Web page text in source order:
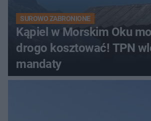
SUROWO ZABRONIONE
Kąpiel w Morskim Oku
drogo kosztować! TPN
mandaty